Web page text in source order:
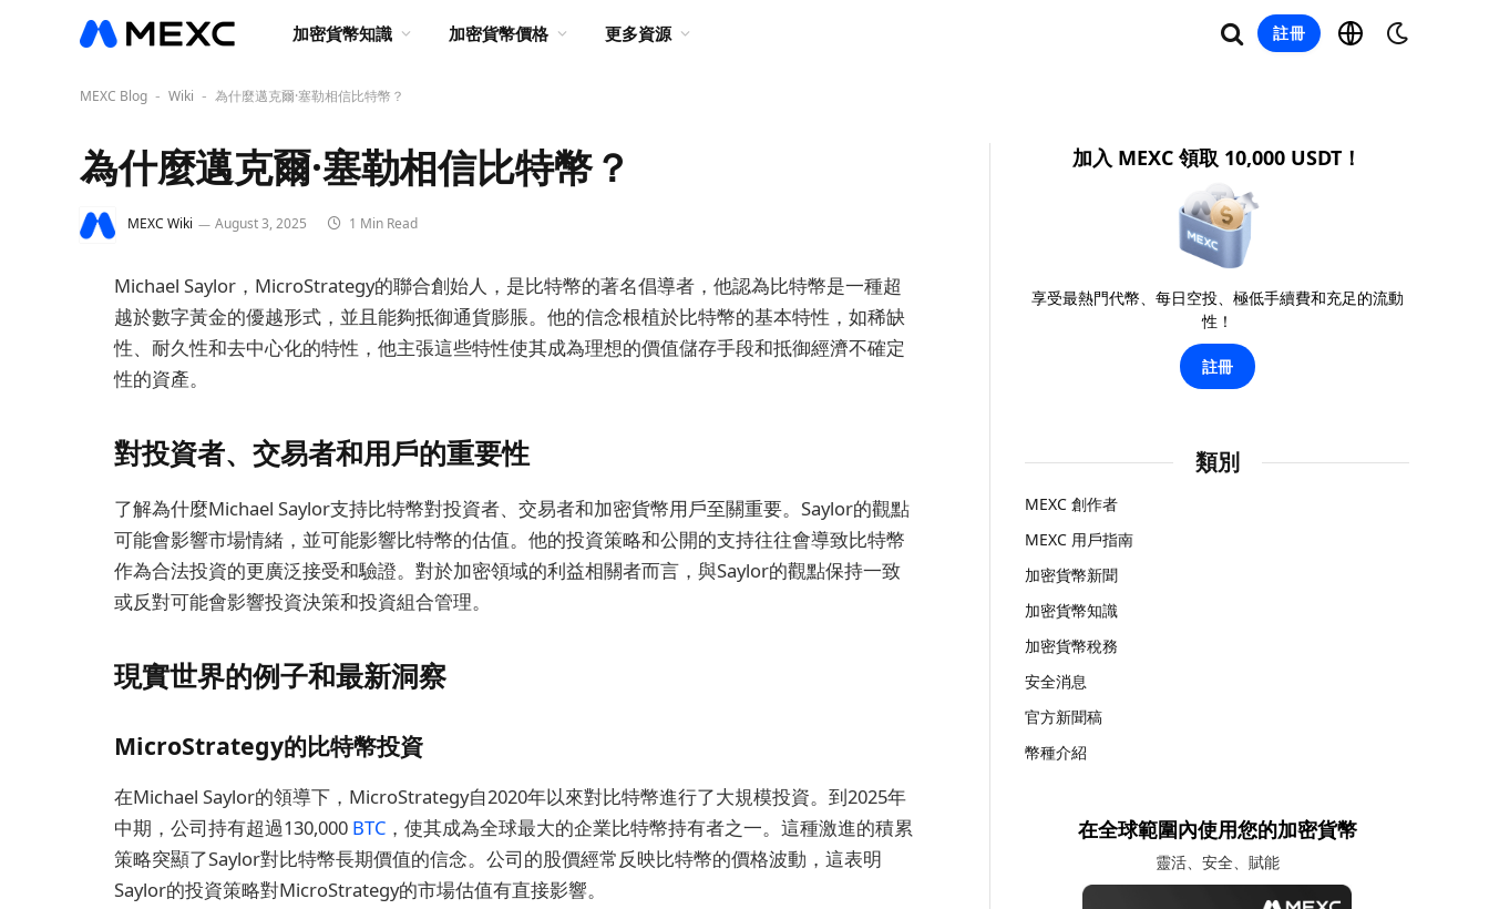
加密貨幣知識 加密貨幣價格 更多資源 註冊
MEXC Blog - Wiki - 為什麼邁克爾·塞勒相信比特幣？
為什麼邁克爾·塞勒相信比特幣？
MEXC Wiki August 3, 2025 1 Min Read
Michael Saylor，MicroStrategy的聯合創始人，是比特幣的著名倡導者，他認為比特幣是一種超
越於數字黃金的優越形式，並且能夠抵御通貨膨脹。他的信念根植於比特幣的基本特性，如稀缺
性、耐久性和去中心化的特性，他主張這些特性使其成為理想的價值儲存手段和抵御經濟不確定
性的資產。
對投資者、交易者和用戶的重要性
了解為什麼Michael Saylor支持比特幣對投資者、交易者和加密貨幣用戶至關重要。Saylor的觀點
可能會影響市場情緒，並可能影響比特幣的估值。他的投資策略和公開的支持往往會導致比特幣
作為合法投資的更廣泛接受和驗證。對於加密領域的利益相關者而言，與Saylor的觀點保持一致
或反對可能會影響投資決策和投資組合管理。
現實世界的例子和最新洞察
MicroStrategy的比特幣投資
在Michael Saylor的領導下，MicroStrategy自2020年以來對比特幣進行了大規模投資。到2025年
中期，公司持有超過130,000 BTC ，使其成為全球最大的企業比特幣持有者之一。這種激進的積累
策略突顯了Saylor對比特幣長期價值的信念。公司的股價經常反映比特幣的價格波動，這表明
Saylor的投資策略對MicroStrategy的市場估值有直接影響。
加入 MEXC 領取 10,000 USDT！
享受最熱門代幣、每日空投、極低手續費和充足的流動
性！
註冊
類別
MEXC 創作者
MEXC 用戶指南
加密貨幣新聞
加密貨幣知識
加密貨幣稅務
安全消息
官方新聞稿
幣種介紹
在全球範圍內使用您的加密貨幣
靈活、安全、賦能